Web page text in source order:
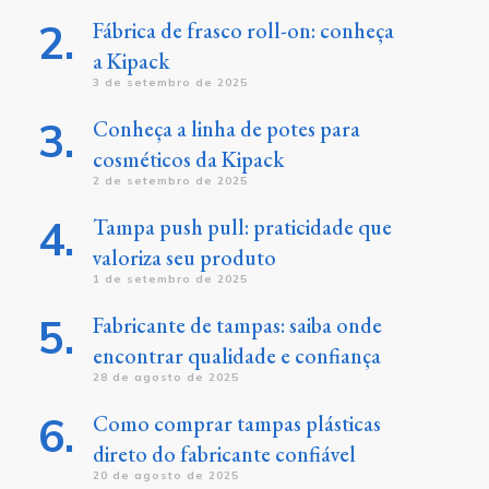
Fábrica de frasco roll-on: conheça
a Kipack
3 de setembro de 2025
Conheça a linha de potes para
cosméticos da Kipack
2 de setembro de 2025
Tampa push pull: praticidade que
valoriza seu produto
1 de setembro de 2025
Fabricante de tampas: saiba onde
encontrar qualidade e confiança
28 de agosto de 2025
Como comprar tampas plásticas
direto do fabricante confiável
20 de agosto de 2025